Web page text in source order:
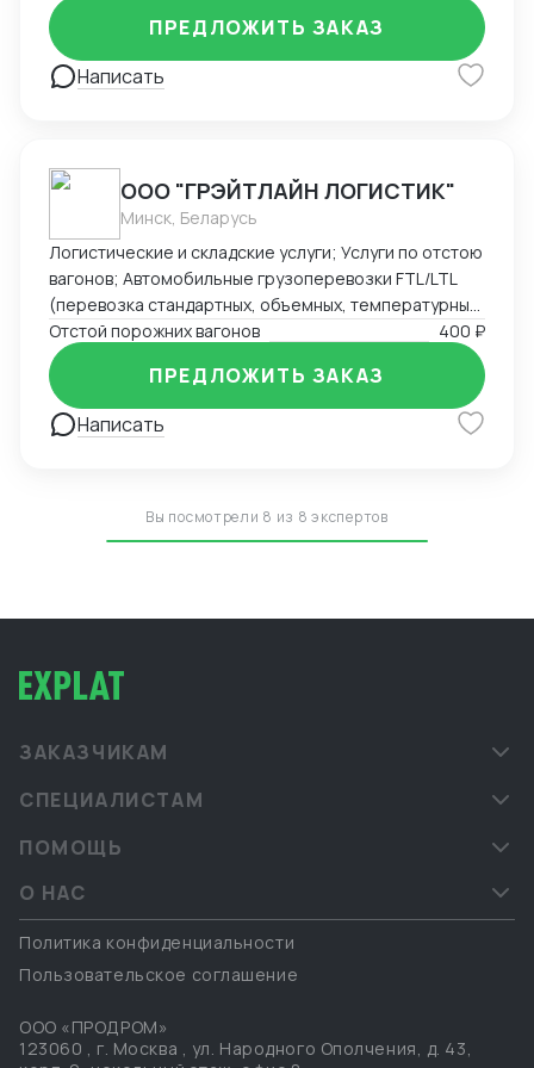
Написать
ПРЕДЛОЖИТЬ ЗАКАЗ
ООО "ГРЭЙТЛАЙН ЛОГИСТИК"
Минск, Беларусь
Логистические и складские услуги; Услуги по отстою
вагонов; Автомобильные грузоперевозки FTL/LTL
(перевозка стандартных, объемных, температурных
и сборных грузов); Железнодорожные перевозки
FCL/LCL — комплексные услуги с гарантией качества
и соблюдением сроков.
Отстой порожних вагонов 400 ₽
Написать
ПРЕДЛОЖИТЬ ЗАКАЗ
Вы посмотрели 8 из 8 экспертов
ЗАКАЗЧИКАМ
СПЕЦИАЛИСТАМ
ПОМОЩЬ
О НАС
Политика конфиденциальности
Пользовательское соглашение
ООО «ПРОДРОМ»
123060 , г. Москва , ул. Народного Ополчения, д. 43,